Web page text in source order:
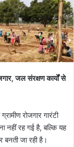
जल संरक्षण कार्यों से
ग्रामीण रोजगार गारंटी
नहीं रह गई है, बल्कि यह
जा रही है।